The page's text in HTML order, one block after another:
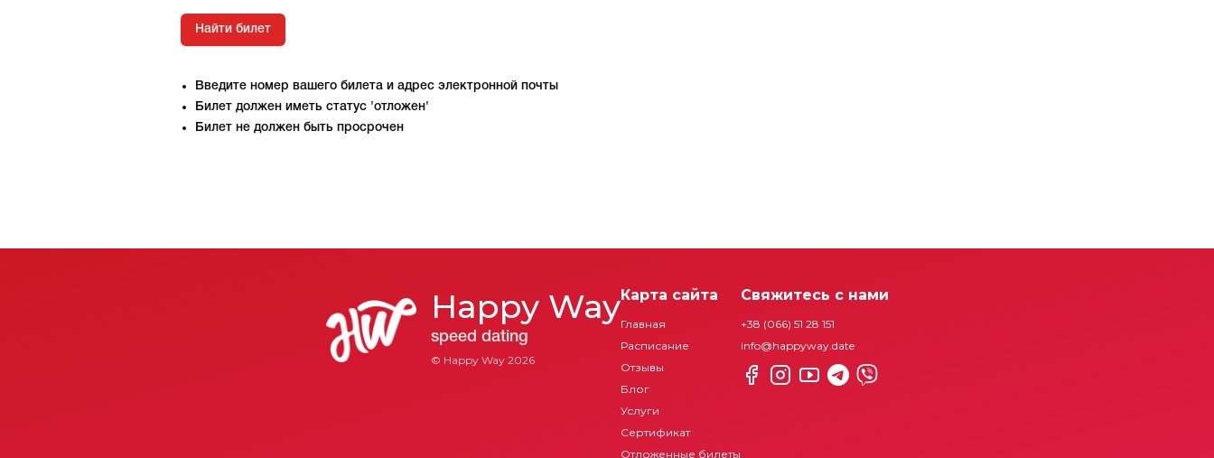
Найти билет
Введите номер вашего билета и адрес электронной почты
Билет должен иметь статус 'отложен'
Билет не должен быть просрочен
Happy Way
speed dating
© Happy Way 2026
Карта сайта
Главная
Расписание
Отзывы
Блог
Услуги
Сертификат
Отложенные билеты
Свяжитесь с нами
+38 (066) 51 28 151
info@happyway.date